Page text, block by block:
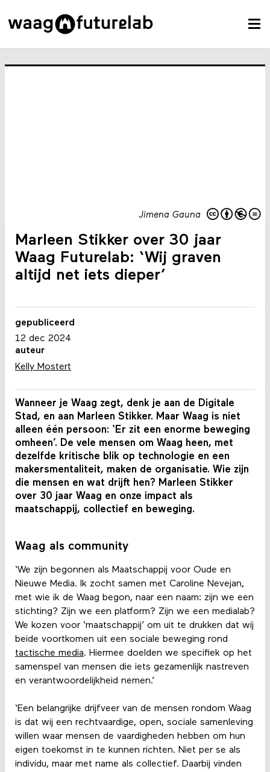
Jimena Gauna
Marleen Stikker over 30 jaar
Waag Futurelab: ‘Wij graven
altijd net iets dieper’
Wanneer je Waag zegt, denk je aan de Digitale
Stad, en aan Marleen Stikker. Maar Waag is niet
alleen één persoon: ‘Er zit een enorme beweging
omheen’. De vele mensen om Waag heen, met
dezelfde kritische blik op technologie en een
makersmentaliteit, maken de organisatie. Wie zijn
die mensen en wat drijft hen? Marleen Stikker
over 30 jaar Waag en onze impact als
maatschappij, collectief en beweging.
Waag als community
‘We zijn begonnen als Maatschappij voor Oude en
Nieuwe Media. Ik zocht samen met Caroline Nevejan,
met wie ik de Waag begon, naar een naam: zijn we een
stichting? Zijn we een platform? Zijn we een medialab?
We kozen voor ‘maatschappij’ om uit te drukken dat wij
beide voortkomen uit een sociale beweging rond
tactische media. Hiermee doelden we specifiek op het
samenspel van mensen die iets gezamenlijk nastreven
en verantwoordelijkheid nemen.’
‘Een belangrijke drijfveer van de mensen rondom Waag
is dat wij een rechtvaardige, open, sociale samenleving
willen waar mensen de vaardigheden hebben om hun
eigen toekomst in te kunnen richten. Niet per se als
individu, maar met name als collectief. Daarbij vinden
gepubliceerd
12 dec 2024
auteur
Kelly Mostert